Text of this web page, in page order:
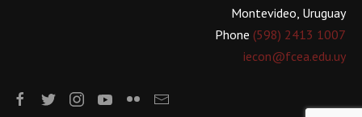
Montevideo, Uruguay
Phone (598) 2413 1007
iecon@fcea.edu.uy